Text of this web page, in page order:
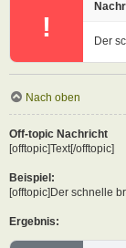
! Der
Nach oben
Off-topic Nachricht
[offtopic]Text[/offtopic]
Beispiel:
[offtopic]Der schnelle
Ergebnis: